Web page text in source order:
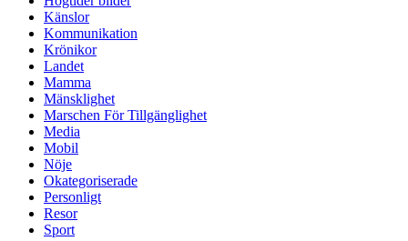
Känslor
Kommunikation
Krönikor
Landet
Mamma
Mänsklighet
Marschen För Tillgänglighet
Media
Mobil
Nöje
Okategoriserade
Personligt
Resor
Sport